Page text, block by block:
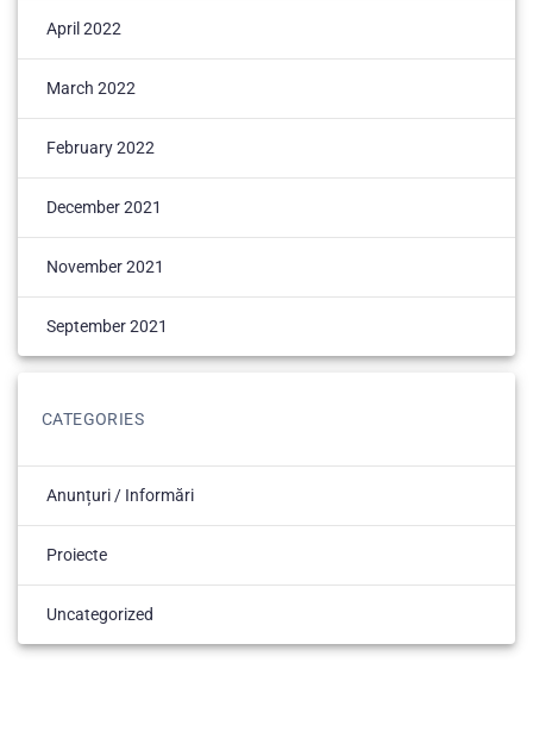
April 2022
March 2022
February 2022
December 2021
November 2021
September 2021
CATEGORIES
Anunțuri / Informări
Proiecte
Uncategorized